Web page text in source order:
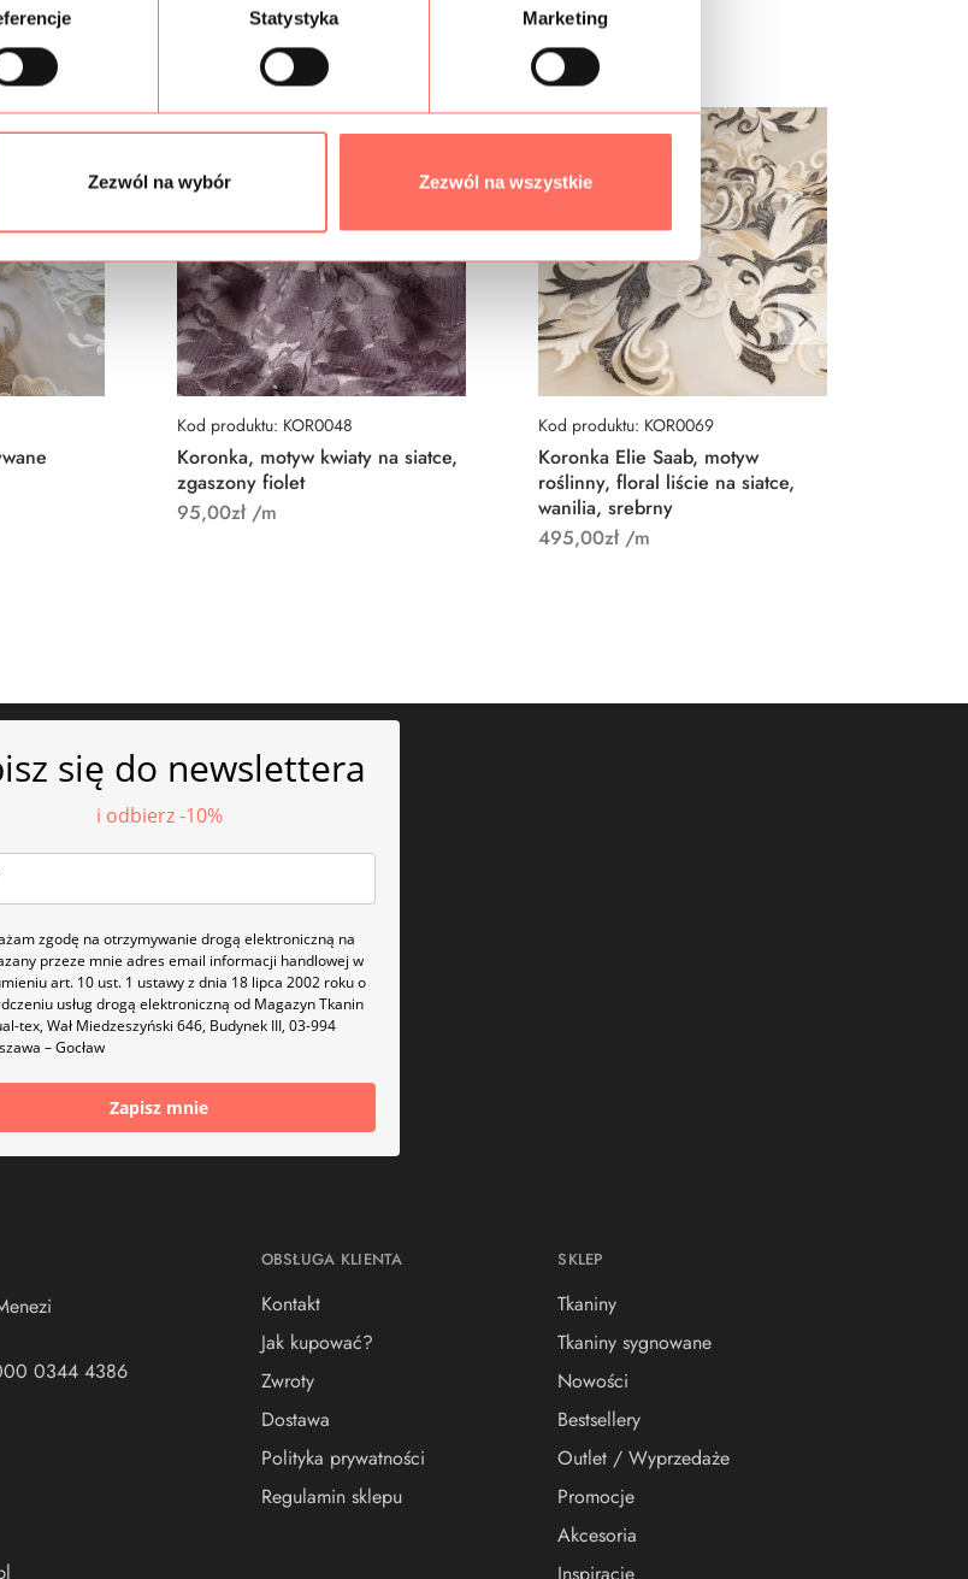
Statystyka Marketing
Zezwól na wybór Zezwól na wszystkie
Podobne produkty
Kod produktu: KOR0048
Koronka, motyw kwiaty na siatce,
zgaszony fiolet
95,00zł/m
Kod produktu: KOR0069
Koronka Elie Saab, motyw
roślinny, floral liście na siatce,
wanilia, srebrny
495,00zł/m
się do newslettera
i odbierz -10%
zgodę na otrzymywanie drogą elektroniczną na
przeze mnie adres email informacji handlowej w
art. 10 ust. 1 ustawy z dnia 18 lipca 2002 roku o
usług drogą elektroniczną od Magazyn Tkanin
tex, Wał Miedzeszyński 646, Budynek III, 03-994
– Gocław
Zapisz mnie
0344 4386
OBSŁUGA KLIENTA
Kontakt
Jak kupować?
Zwroty
Dostawa
Polityka prywatności
Regulamin sklepu
SKLEP
Tkaniny
Tkaniny sygnowane
Nowości
Bestsellery
Outlet / Wyprzedaże
Promocje
Akcesoria